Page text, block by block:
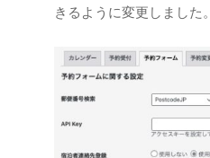
きるように変更しました。